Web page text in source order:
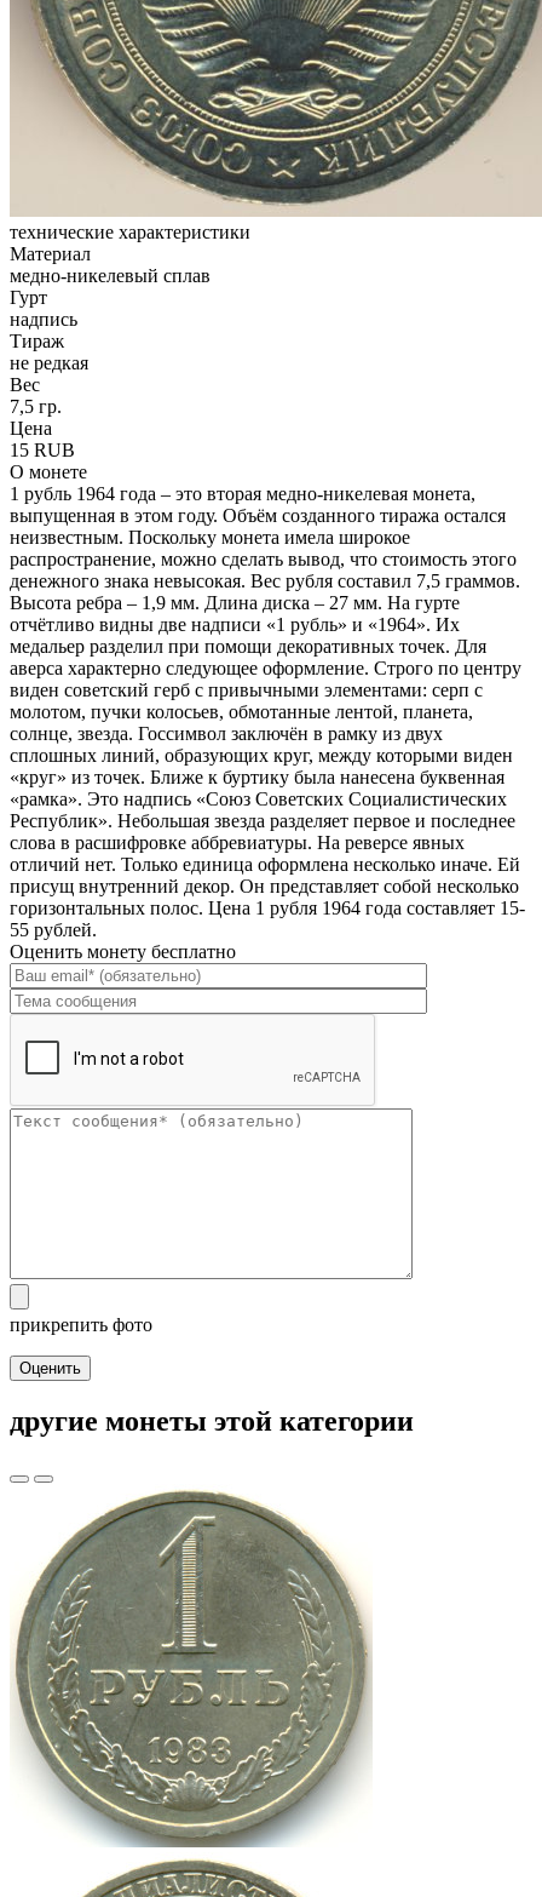
технические характеристики
Материал
медно-никелевый сплав
Гурт
надпись
Тираж
не редкая
Вес
7,5 гр.
Цена
15 RUB
О монете
1 рубль 1964 года – это вторая медно-никелевая монета,
выпущенная в этом году. Объём созданного тиража остался
неизвестным. Поскольку монета имела широкое
распространение, можно сделать вывод, что стоимость этого
денежного знака невысокая. Вес рубля составил 7,5 граммов.
Высота ребра – 1,9 мм. Длина диска – 27 мм. На гурте
отчётливо видны две надписи «1 рубль» и «1964». Их
медальер разделил при помощи декоративных точек. Для
аверса характерно следующее оформление. Строго по центру
виден советский герб с привычными элементами: серп с
молотом, пучки колосьев, обмотанные лентой, планета,
солнце, звезда. Госсимвол заключён в рамку из двух
сплошных линий, образующих круг, между которыми виден
«круг» из точек. Ближе к буртику была нанесена буквенная
«рамка». Это надпись «Союз Советских Социалистических
Республик». Небольшая звезда разделяет первое и последнее
слова в расшифровке аббревиатуры. На реверсе явных
отличий нет. Только единица оформлена несколько иначе. Ей
присущ внутренний декор. Он представляет собой несколько
горизонтальных полос. Цена 1 рубля 1964 года составляет 15-
55 рублей.
Оценить монету бесплатно
прикрепить фото
Оценить
другие монеты этой категории